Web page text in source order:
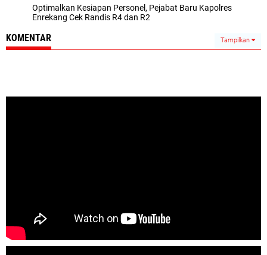
Optimalkan Kesiapan Personel, Pejabat Baru Kapolres
Enrekang Cek Randis R4 dan R2
KOMENTAR Tampilkan